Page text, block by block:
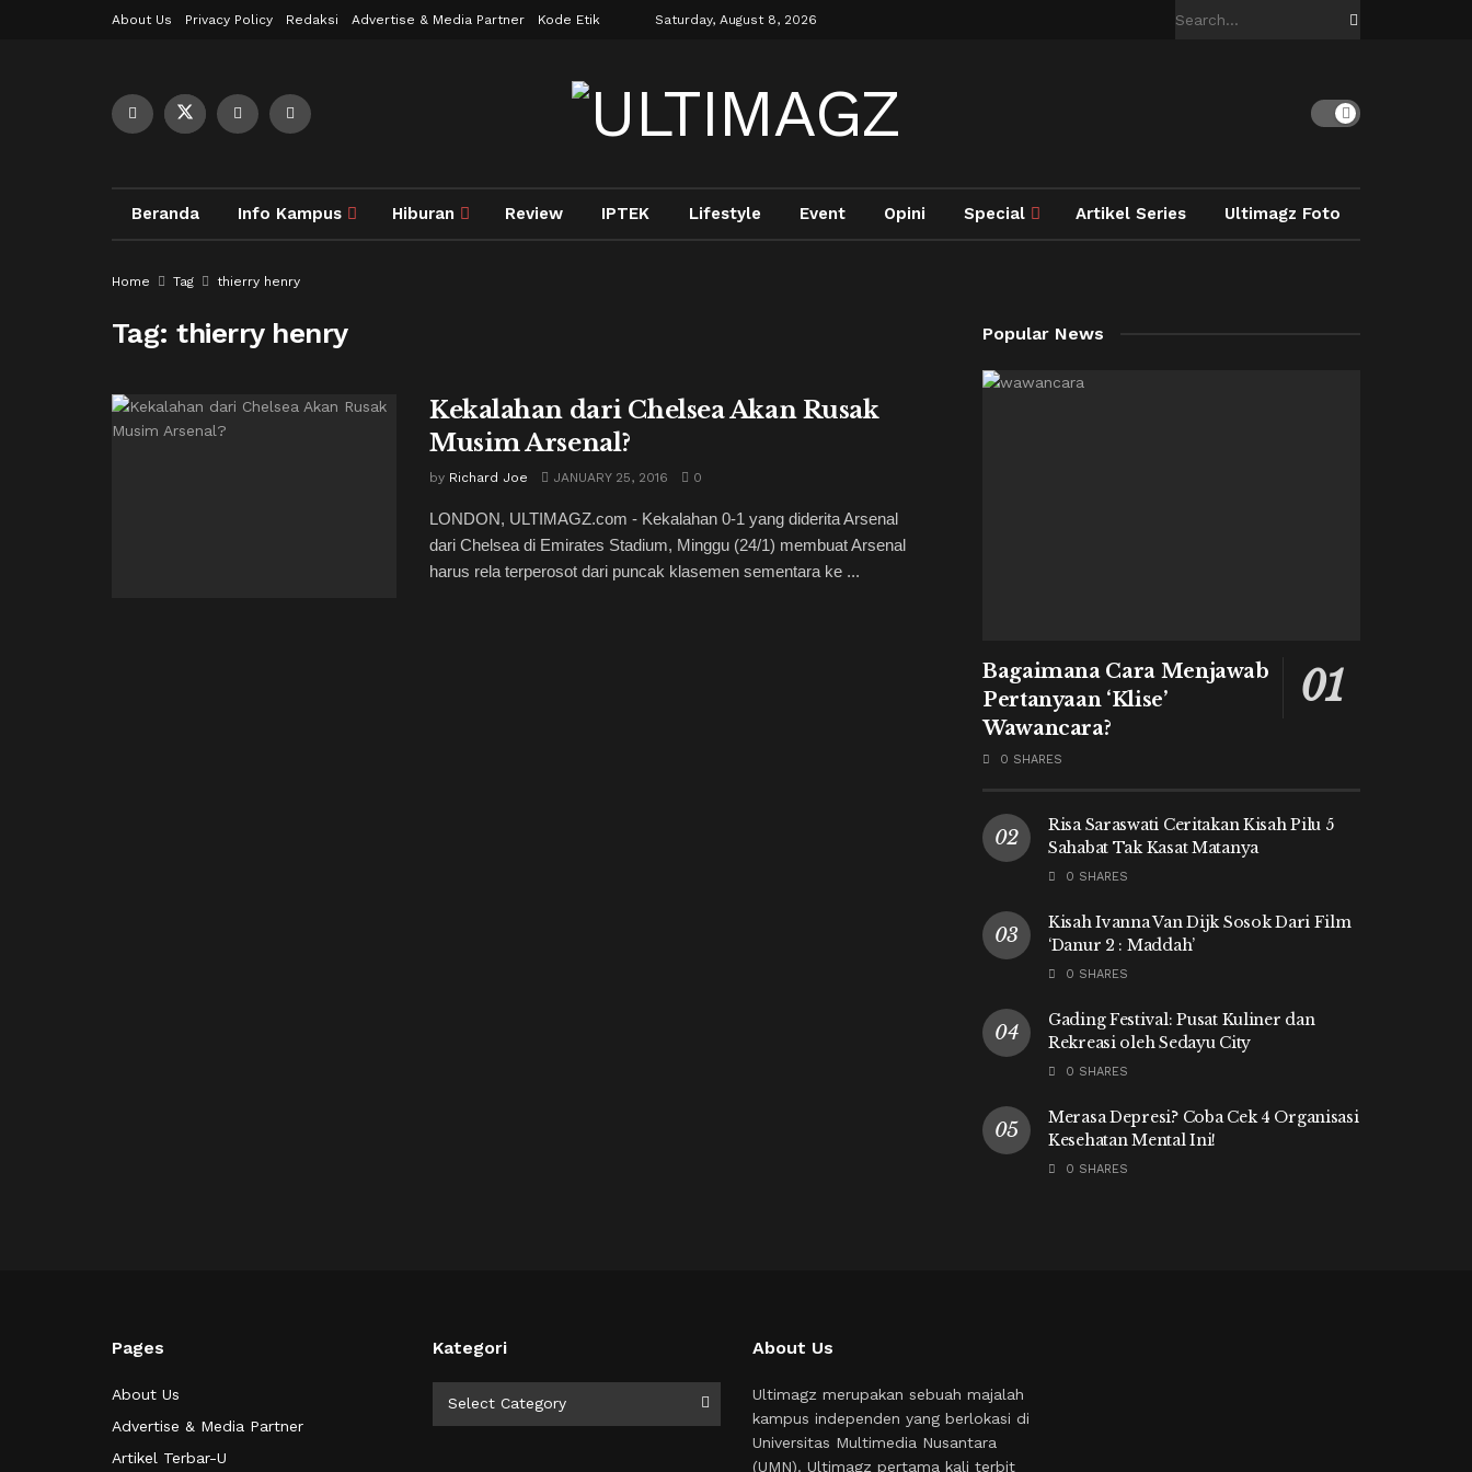
About Us Privacy Policy Redaksi Advertise & Media Partner Kode Etik Saturday, August 8, 2026
Beranda Info Kampus Hiburan Review IPTEK Lifestyle Event Opini Special Artikel Series Ultimagz Foto
Home Tag thierry henry
Tag:thierry henry
Kekalahan dari Chelsea Akan Rusak
Musim Arsenal?
by Richard Joe JANUARY 25, 2016 0
LONDON, ULTIMAGZ.com - Kekalahan 0-1 yang diderita Arsenal
dari Chelsea di Emirates Stadium, Minggu (24/1) membuat Arsenal
harus rela terperosot dari puncak klasemen sementara ke ...
Popular News
Bagaimana Cara Menjawab
Pertanyaan ‘Klise’
Wawancara?
0 SHARES
Risa Saraswati Ceritakan Kisah Pilu 5
Sahabat Tak Kasat Matanya
0 SHARES
Kisah Ivanna Van Dijk Sosok Dari Film
‘Danur 2 : Maddah’
0 SHARES
Gading Festival: Pusat Kuliner dan
Rekreasi oleh Sedayu City
0 SHARES
Merasa Depresi? Coba Cek 4 Organisasi
Kesehatan Mental Ini!
0 SHARES
Pages
About Us
Advertise & Media Partner
Artikel Terbar-U
Kategori
Select Category
About Us
Ultimagz merupakan sebuah majalah
kampus independen yang berlokasi di
Universitas Multimedia Nusantara
(UMN). Ultimagz pertama kali terbit